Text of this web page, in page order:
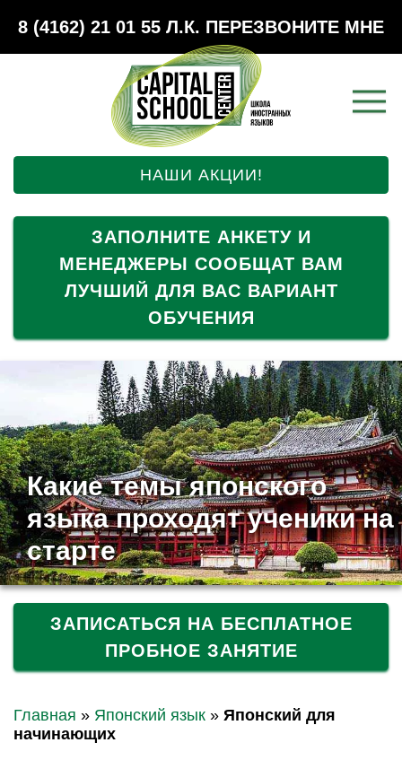
8 (4162) 21 01 55 Л.К. ПЕРЕЗВОНИТЕ МНЕ
НАШИ АКЦИИ!
ЗАПОЛНИТЕ АНКЕТУ И
МЕНЕДЖЕРЫ СООБЩАТ ВАМ
ЛУЧШИЙ ДЛЯ ВАС ВАРИАНТ
ОБУЧЕНИЯ
Какие темы японского
языка проходят ученики на
старте
ЗАПИСАТЬСЯ НА БЕСПЛАТНОЕ
ПРОБНОЕ ЗАНЯТИЕ
Главная » Японский язык » Японский для
начинающих